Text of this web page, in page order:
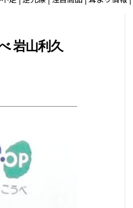
岩山利久